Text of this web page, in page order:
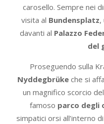
carosello. Sempre nei
visita al Bundensplatz,
davanti al Palazzo
del
Proseguendo sulla
Nyddegbrüke che si
un magnifico scorcio
famoso parco degli
simpatici orsi all’interno